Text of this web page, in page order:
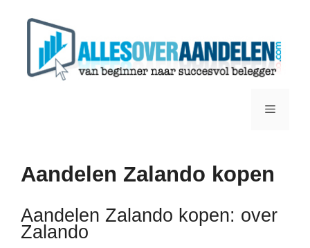
Menu
Aandelen Zalando kopen
Aandelen Zalando kopen: over
Zalando